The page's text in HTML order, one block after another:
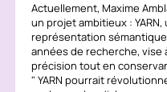
Actuellement, Maxime
un projet ambitieux :
représentation
années de recherche, vise
précision tout en
YARN pourrait